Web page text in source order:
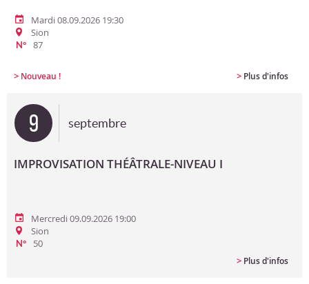
Mardi 08.09.2026 19:30
Sion
N° 87
> Nouveau ! > Plus d'infos
9 septembre
IMPROVISATION THÉÂTRALE-NIVEAU I
Mercredi 09.09.2026 19:00
Sion
N°
50
> Plus d'infos